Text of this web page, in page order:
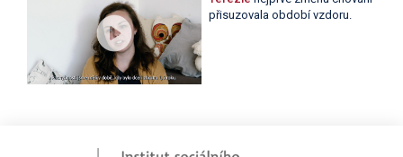
přisuzovala období vzdoru.